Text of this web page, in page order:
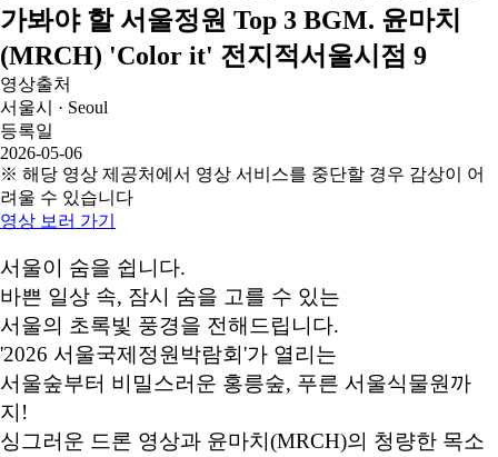
가봐야 할 서울정원 Top 3 BGM. 윤마치
(MRCH) 'Color it' 전지적서울시점 9
영상출처
서울시 · Seoul
등록일
2026-05-06
※ 해당 영상 제공처에서 영상 서비스를 중단할 경우 감상이 어
려울 수 있습니다
영상 보러 가기
서울이 숨을 쉽니다.
바쁜 일상 속, 잠시 숨을 고를 수 있는
서울의 초록빛 풍경을 전해드립니다.
'2026 서울국제정원박람회'가 열리는
서울숲부터 비밀스러운 홍릉숲, 푸른 서울식물원까
지!
싱그러운 드론 영상과 윤마치(MRCH)의 청량한 목소